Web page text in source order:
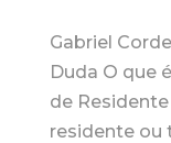
Gabriel
Duda O que
de
residente ou